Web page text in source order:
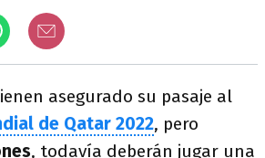
asegurado su pasaje al
de Qatar 2022, pero
, todavía deberán jugar una